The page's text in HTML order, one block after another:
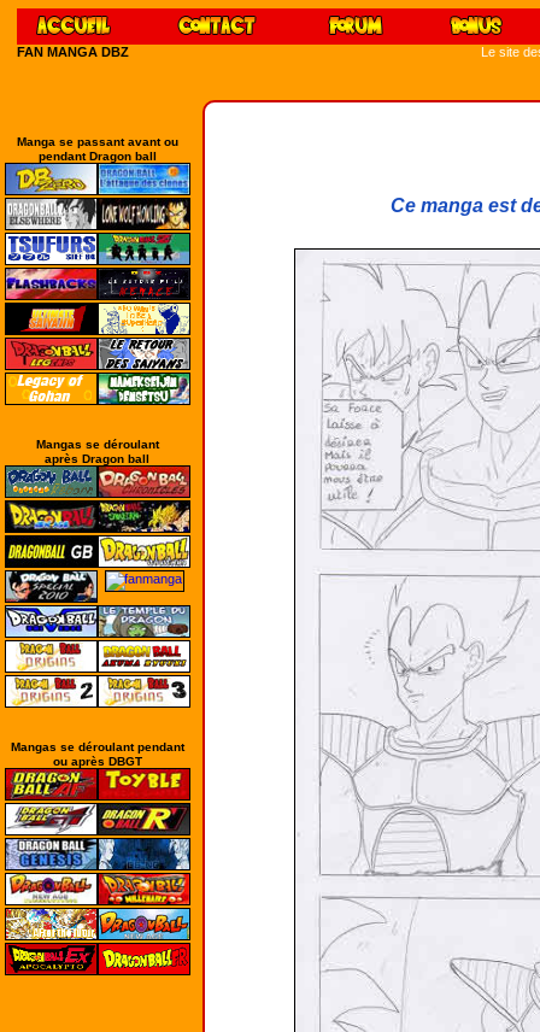
FAN MANGA DBZ Le site
Manga se passant avant ou
pendant Dragon ball
Mangas se déroulant
après Dragon ball
Mangas se déroulant pendant
ou après DBGT
Ce manga est